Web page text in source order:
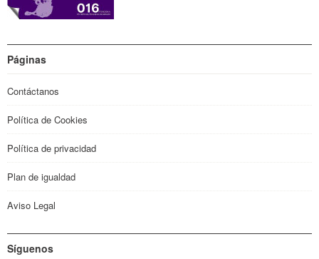
Páginas
Contáctanos
Política de Cookies
Política de privacidad
Plan de igualdad
Aviso Legal
Síguenos